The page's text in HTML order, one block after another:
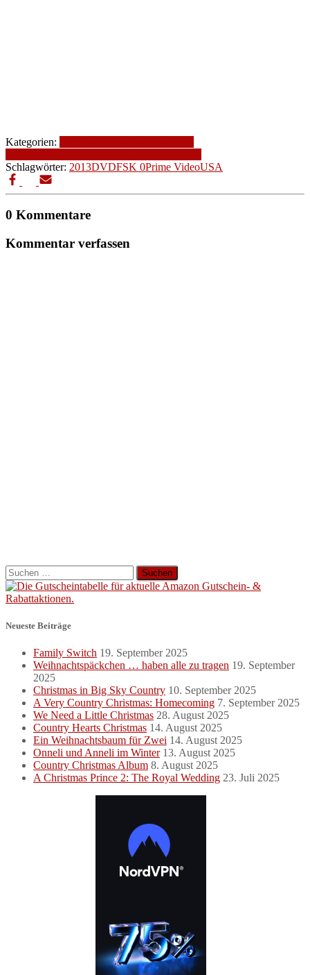
Kategorien:
Schlagwörter: 2013DVDFSK 0Prime VideoUSA
0 Kommentare
Kommentar verfassen
Suchen
nach:
Neueste Beiträge
Family Switch 19. September 2025
Weihnachtspäckchen … haben alle zu tragen 19. September
2025
Christmas in Big Sky Country 10. September 2025
A Very Country Christmas: Homecoming 7. September 2025
We Need a Little Christmas 28. August 2025
Country Hearts Christmas 14. August 2025
Ein Weihnachtsbaum für Zwei 14. August 2025
Onneli und Anneli im Winter 13. August 2025
Country Christmas Album 8. August 2025
A Christmas Prince 2: The Royal Wedding 23. Juli 2025